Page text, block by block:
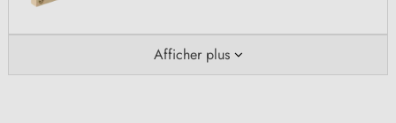
Afficher plus